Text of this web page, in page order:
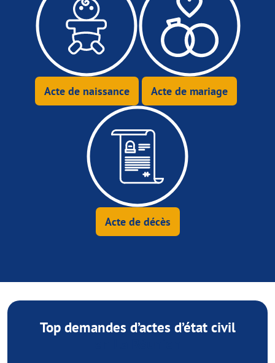
Acte de naissance Acte de mariage
Acte de décès
Top demandes d’actes d’état civil